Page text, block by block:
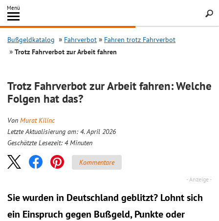
Inhalt
springen
Menü
Search
Bußgeldkatalog Fahrverbot
Fahren trotz Fahrverbot
Trotz Fahrverbot zur Arbeit fahren
Trotz Fahrverbot zur Arbeit fahren: Welche
Folgen hat das?
Von Murat Kilinc
Letzte Aktualisierung am: 4. April 2026
Geschätzte Lesezeit: 4 Minuten
Kommentare
Sie wurden in Deutschland geblitzt? Lohnt sich
ein Einspruch gegen Bußgeld, Punkte oder